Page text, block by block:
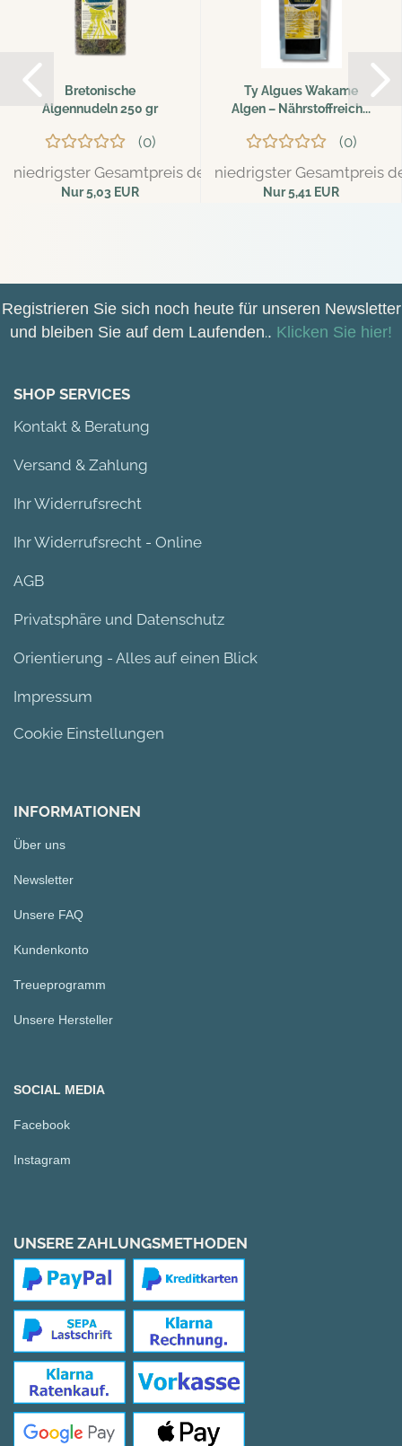
Bretonische
Algennudeln 250 gr
0
niedrigster Gesamtpreis der letzten 30 Tage: 5,29 EUR
Nur 5,03 EUR
Ty Algues Wakame
Algen – Nährstoffreich...
0
niedrigster Gesamtpreis
Nur 5,41 EUR
Registrieren Sie sich noch heute für unseren Newsletter
und bleiben Sie auf dem Laufenden.. Klicken Sie hier!
SHOP SERVICES
Kontakt & Beratung
Versand & Zahlung
Ihr Widerrufsrecht
Ihr Widerrufsrecht - Online
AGB
Privatsphäre und Datenschutz
Orientierung - Alles auf einen Blick
Impressum
Cookie Einstellungen
INFORMATIONEN
Über uns
Newsletter
Unsere FAQ
Kundenkonto
Treueprogramm
Unsere Hersteller
SOCIAL MEDIA
Facebook
Instagram
UNSERE ZAHLUNGSMETHODEN